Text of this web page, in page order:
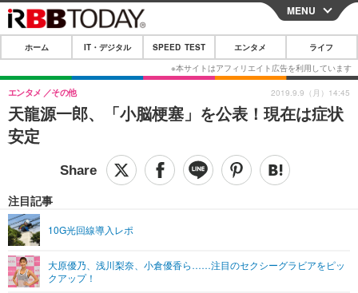
CLOSE
ホーム
IT・デジタル
IT・デジタルTOP スマートフォン
ショッピング その他
SPEED TEST
エンタメTOP 映画・ドラマ
グラビア
ライフTOP
その他
リリース一覧
プッシュ通知の停止方法
MENU
ホーム IT・デジタル SPEED TEST エンタメ ライフ
天龍源一郎、「小脳梗塞」を公表！現在は症状
安定
エンタメ その他
注目記事
10G光回線導入レポ
大原優乃、浅川梨奈、小倉優香ら……注目のセクシーグラビアをピッ
クアップ！
2019.9.9（月）14:45